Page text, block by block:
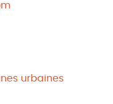
urbaines